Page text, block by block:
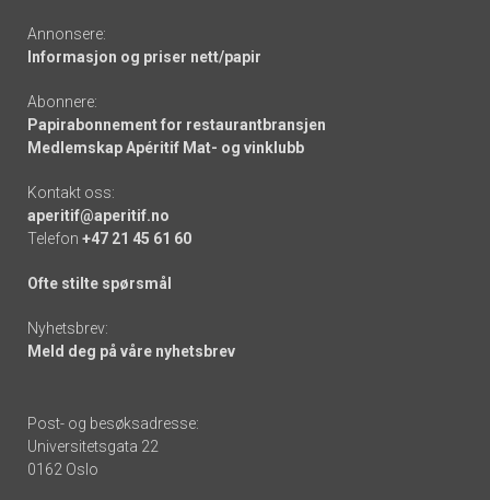
Annonsere:
Informasjon og priser nett/papir
Abonnere:
Papirabonnement for restaurantbransjen
Medlemskap Apéritif Mat- og vinklubb
Kontakt oss:
aperitif@aperitif.no
Telefon +47 21 45 61 60
Ofte stilte spørsmål
Nyhetsbrev:
Meld deg på våre nyhetsbrev
Post- og besøksadresse:
Universitetsgata 22
0162 Oslo